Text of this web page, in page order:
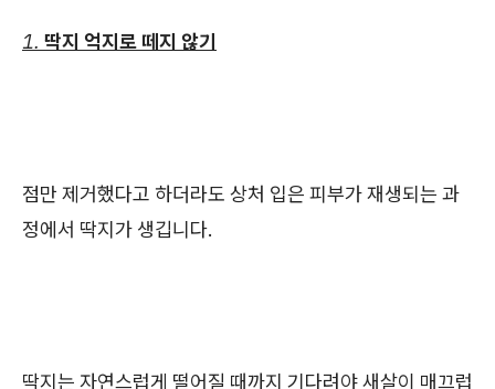
1. 딱지 억지로 떼지 않기
점만 제거했다고 하더라도 상처 입은 피부가 재생되는 과
정에서 딱지가 생깁니다.
딱지는 자연스럽게 떨어질 때까지 기다려야 새살이 매끄럽